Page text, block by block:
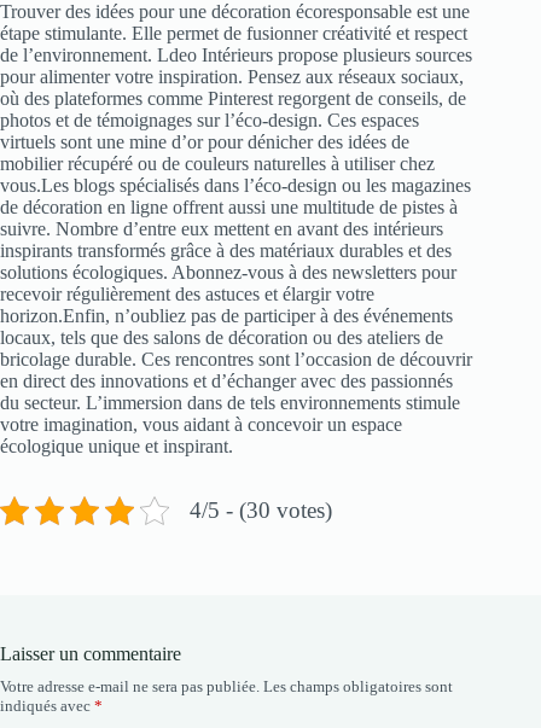
Trouver des idées pour une décoration écoresponsable est une
étape stimulante. Elle permet de fusionner créativité et respect
de l’environnement. Ldeo Intérieurs propose plusieurs sources
pour alimenter votre inspiration. Pensez aux réseaux sociaux,
où des plateformes comme Pinterest regorgent de conseils, de
photos et de témoignages sur l’éco-design. Ces espaces
virtuels sont une mine d’or pour dénicher des idées de
mobilier récupéré ou de couleurs naturelles à utiliser chez
vous.Les blogs spécialisés dans l’éco-design ou les magazines
de décoration en ligne offrent aussi une multitude de pistes à
suivre. Nombre d’entre eux mettent en avant des intérieurs
inspirants transformés grâce à des matériaux durables et des
solutions écologiques. Abonnez-vous à des newsletters pour
recevoir régulièrement des astuces et élargir votre
horizon.Enfin, n’oubliez pas de participer à des événements
locaux, tels que des salons de décoration ou des ateliers de
bricolage durable. Ces rencontres sont l’occasion de découvrir
en direct des innovations et d’échanger avec des passionnés
du secteur. L’immersion dans de tels environnements stimule
votre imagination, vous aidant à concevoir un espace
écologique unique et inspirant.
4/5 - (30 votes)
Laisser un commentaire
Votre adresse e-mail ne sera pas publiée. Les champs obligatoires sont
indiqués avec *